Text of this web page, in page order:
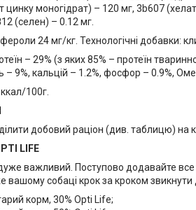
моногідрат) – 120 мг, 3b607
(селен) – 0.12 мг.
24 мг/кг. Технологічні добавки:
– 29% (з яких 85% – протеїн
– 9%, кальцій – 1.2%, фосфор – 0.9%,
100г.
добовий раціон (див. таблицю) на
LIFE
важливий. Поступово додавайте
вашому собаці крок за кроком звикнути
корм, 30% Opti Life;